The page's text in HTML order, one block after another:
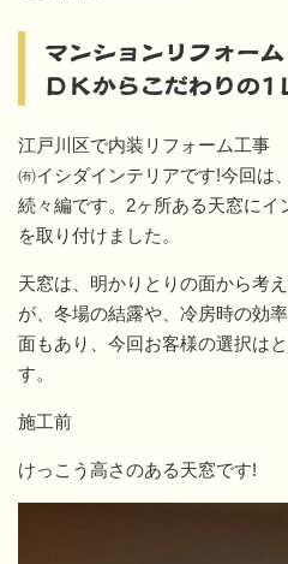
マンションリフォー
ＤＫからこだわりの1
江戸川区で内装リフォーム工事
㈲イシダインテリアです!今回は
続々編です。2ヶ所ある天窓にイ
を取り付けました。
天窓は、明かりとりの面から考
が、冬場の結露や、冷房時の効
面もあり、今回お客様の選択は
す。
施工前
けっこう高さのある天窓です!